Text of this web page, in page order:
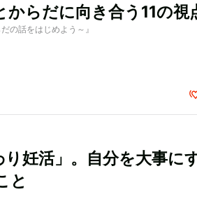
らだに向き合う11の視
の話をはじめよう～』
妊活」。自分を大事に
と